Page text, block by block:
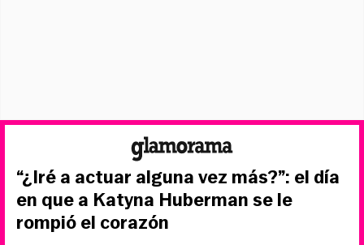
“¿Iré a actuar alguna vez más?”: el día
en que a Katyna Huberman se le
rompió el corazón